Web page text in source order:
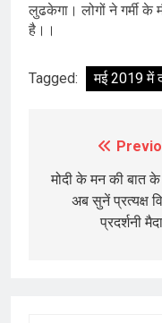
लुढकेगा। लोगों ने गर्मी के
है।।
Tagged: मई 2019 में
navigation
मोदी के मन की बात के
अब सुनें प्रत्यक्ष
प्रदर्शनी